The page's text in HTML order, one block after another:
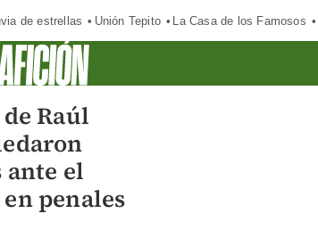
de estrellas Unión Tepito La Casa de los Famosos
Raúl
el
penales